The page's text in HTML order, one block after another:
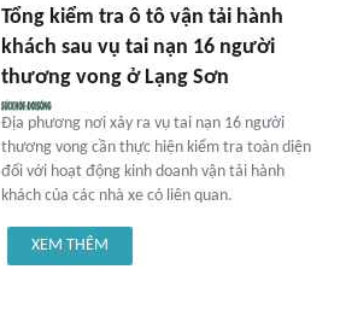
Tổng kiểm tra ô tô vận tải hành
khách sau vụ tai nạn 16 người
thương vong ở Lạng Sơn
Địa phương nơi xảy ra vụ tai nạn 16 người
thương vong cần thực hiện kiểm tra toàn diện
đối với hoạt động kinh doanh vận tải hành
khách của các nhà xe có liên quan.
XEM THÊM